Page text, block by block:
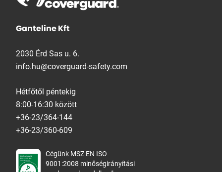
Ganteline Kft
2030 Érd Sas u. 6.
info.hu@coverguard-safety.com
Hétfőtől péntekig
8:00-16:30 között
+36-23/364-144
+36-23/360-609
Cégünk MSZ EN ISO
9001:2008 minőségirányítási